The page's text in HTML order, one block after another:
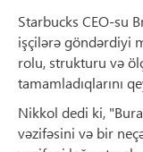
Starbucks CEO-su
işçilərə göndərdiyi
rolu, strukturu və
tamamladıqlarını
Nikkol dedi ki,
vəzifəsini və bir